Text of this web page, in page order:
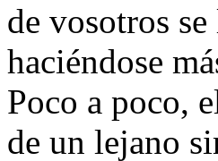
de vosotros se
haciéndose
Poco a poco,
de un lejano